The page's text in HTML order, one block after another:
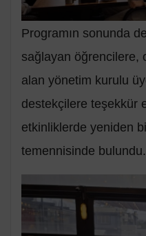
Programın sonunda
sağlayan öğrencilere,
alan yönetim kurulu
destekçilere teşekkür
etkinliklerde yeniden
temennisinde bulundu.